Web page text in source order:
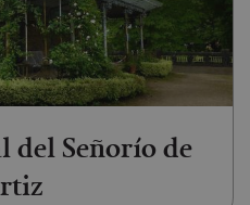
del Señorío de